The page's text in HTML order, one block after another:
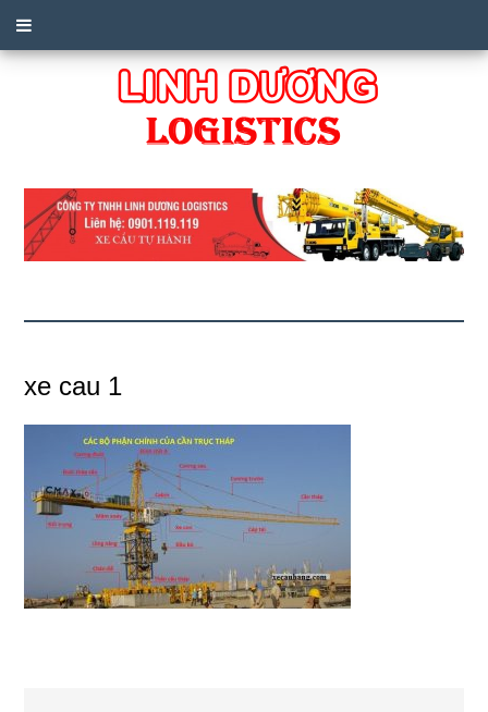
xe cau 1